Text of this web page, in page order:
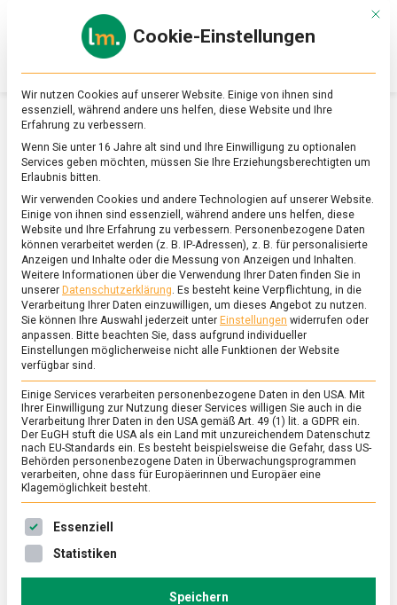
Online-
Magazin
zu
&
Ernährung
SCHLAGWORT:PODCAST
ERNÄHRUNG & GESUNDHEIT /FEATURED
Kaffee ist ein Kulturgut
1. November 2024
Kaffee
Im Podcast „ErnährungPlus – der FoodCast“ des
Lebensmittelverbands dreht sich alles rund um
Mit
Cookie-Einstellungen
Wir nutzen Cookies auf unserer Website. Einige von ihnen sind
essenziell, während andere uns helfen, diese Website und Ihre
Erfahrung zu verbessern.
Wenn Sie unter 16 Jahre alt sind und Ihre Einwilligung zu optionalen
Services geben möchten, müssen Sie Ihre Erziehungsberechtigten um
Erlaubnis bitten.
Wir verwenden Cookies und andere Technologien auf unserer Website.
Einige von ihnen sind essenziell, während andere uns helfen, diese
Website und Ihre Erfahrung zu verbessern. Personenbezogene Daten
können verarbeitet werden (z. B. IP-Adressen), z. B. für personalisierte
Anzeigen und Inhalte oder die Messung von Anzeigen und Inhalten.
Weitere Informationen über die Verwendung Ihrer Daten finden Sie in
unserer Datenschutzerklärung. Es besteht keine Verpflichtung, in die
Verarbeitung Ihrer Daten einzuwilligen, um dieses Angebot zu nutzen.
Sie können Ihre Auswahl jederzeit unter Einstellungen widerrufen oder
anpassen. Bitte beachten Sie, dass aufgrund individueller
Einstellungen möglicherweise nicht alle Funktionen der Website
verfügbar sind.
Einige Services verarbeiten personenbezogene Daten in den USA. Mit
Ihrer Einwilligung zur Nutzung dieser Services willigen Sie auch in die
Verarbeitung Ihrer Daten in den USA gemäß Art. 49 (1) lit. a GDPR ein.
Der EuGH stuft die USA als ein Land mit unzureichendem Datenschutz
nach EU-Standards ein. Es besteht beispielsweise die Gefahr, dass US-
Behörden personenbezogene Daten in Überwachungsprogrammen
verarbeiten, ohne dass für Europäerinnen und Europäer eine
Klagemöglichkeit besteht.
Es folgt eine Liste der Service-Gruppen, für die eine
Essenziell
Statistiken
Speichern